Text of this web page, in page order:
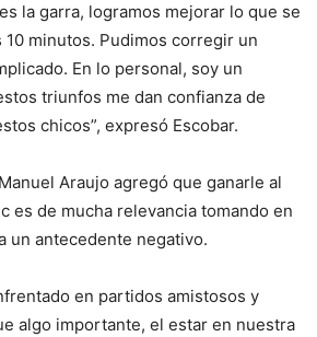
la garra, logramos mejorar lo que se
minutos. Pudimos corregir un
En lo personal, soy un
triunfos me dan confianza de
chicos”, expresó Escobar.
Araujo agregó que ganarle al
es de mucha relevancia tomando en
un antecedente negativo.
en partidos amistosos y
algo importante, el estar en nuestra